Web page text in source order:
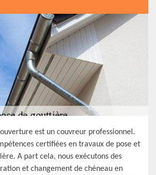
est un couvreur professionnel.
certifiées en travaux de pose et
A part cela, nous exécutons des
et changement de chéneau en